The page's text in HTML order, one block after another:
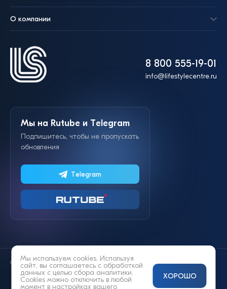
8 800 555-19-01
info@lifestylecentre.ru
О компании
Мы на Rutube и Telegram
Подпишитесь, чтобы не пропускать
обновления
Telegram
© 2014—2026 «Lifestyle»
Мы используем cookies. Используя
сайт, вы соглашаетесь с обработкой
данных с целью сбора аналитики.
Cookies можно отключить в любой
момент в настройках вашего
ХОРОШО